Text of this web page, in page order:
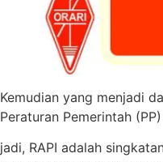
Kemudian yang menjadi
Peraturan Pemerintah
jadi, RAPI adalah